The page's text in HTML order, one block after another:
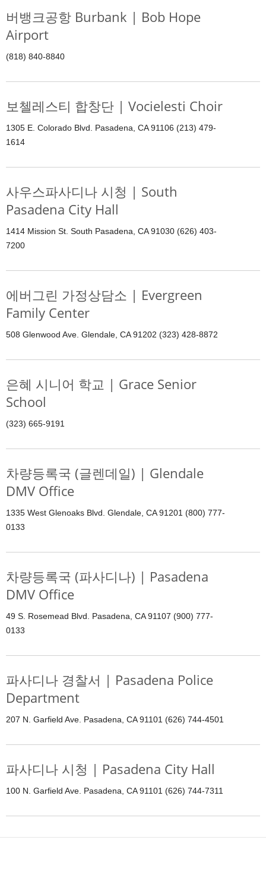
버뱅크공항 Burbank | Bob Hope
Airport
(818) 840-8840
보첼레스티 합창단 | Vocielesti Choir
1305 E. Colorado Blvd. Pasadena, CA 91106 (213) 479-
1614
사우스파사디나 시청 | South
Pasadena City Hall
1414 Mission St. South Pasadena, CA 91030 (626) 403-
7200
에버그린 가정상담소 | Evergreen
Family Center
508 Glenwood Ave. Glendale, CA 91202 (323) 428-8872
은혜 시니어 학교 | Grace Senior
School
(323) 665-9191
차량등록국 (글렌데일) | Glendale
DMV Office
1335 West Glenoaks Blvd. Glendale, CA 91201 (800) 777-
0133
차량등록국 (파사디나) | Pasadena
DMV Office
49 S. Rosemead Blvd. Pasadena, CA 91107 (900) 777-
0133
파사디나 경찰서 | Pasadena Police
Department
207 N. Garfield Ave. Pasadena, CA 91101 (626) 744-4501
파사디나 시청 | Pasadena City Hall
100 N. Garfield Ave. Pasadena, CA 91101 (626) 744-7311